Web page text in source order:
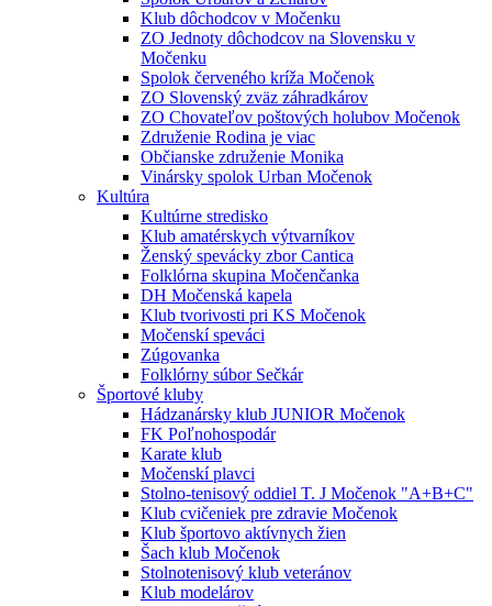
Klub dôchodcov v Močenku
ZO Jednoty dôchodcov na Slovensku v
Močenku
Spolok červeného kríža Močenok
ZO Slovenský zväz záhradkárov
ZO Chovateľov poštových holubov Močenok
Združenie Rodina je viac
Občianske združenie Monika
Vinársky spolok Urban Močenok
Kultúra
Kultúrne stredisko
Klub amatérskych výtvarníkov
Ženský spevácky zbor Cantica
Folklórna skupina Močenčanka
DH Močenská kapela
Klub tvorivosti pri KS Močenok
Močenskí speváci
Zúgovanka
Folklórny súbor Sečkár
Športové kluby
Hádzanársky klub JUNIOR Močenok
FK Poľnohospodár
Karate klub
Močenskí plavci
Stolno-tenisový oddiel T. J Močenok "A+B+C"
Klub cvičeniek pre zdravie Močenok
Klub športovo aktívnych žien
Šach klub Močenok
Stolnotenisový klub veteránov
Klub modelárov